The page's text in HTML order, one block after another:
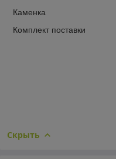
Каменка
Комплект поставки
Скрыть